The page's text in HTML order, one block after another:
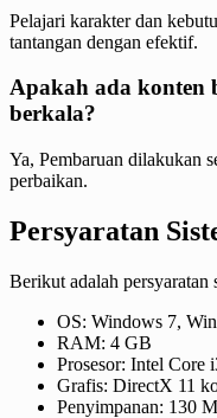
Pelajari karakter dan
tantangan dengan efektif.
Apakah ada konten
berkala?
Ya, Pembaruan dilakukan
perbaikan.
Persyaratan
Berikut adalah persyaratan
OS: Windows 7,
RAM: 4 GB
Prosesor: Intel Core
Grafis: DirectX 11
Penyimpanan: 130